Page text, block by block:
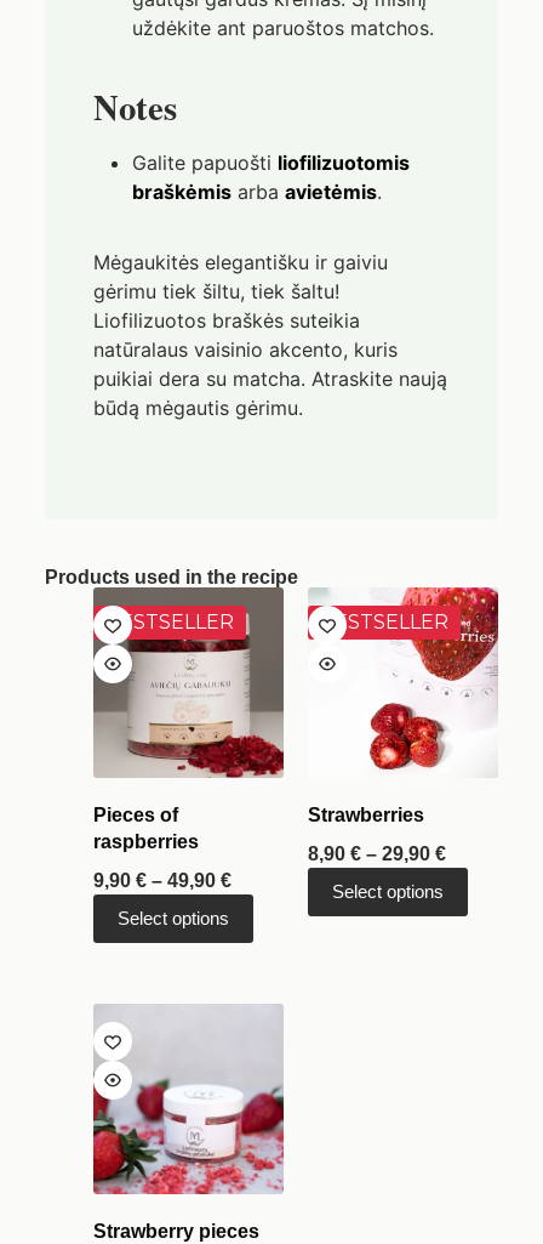
uždėkite ant paruoštos matchos.
Notes
Galite papuošti liofilizuotomis
braškėmisarba avietėmis.
Mėgaukitės elegantišku ir gaiviu
gėrimu tiek šiltu, tiek šaltu!
Liofilizuotos braškės suteikia
natūralaus vaisinio akcento, kuris
puikiai dera su matcha. Atraskite naują
būdą mėgautis gėrimu.
Products used in the recipe
BESTSELLER
Pieces of
raspberries
9,90 € – 49,90 €
Select options
BESTSELLER
Strawberries
8,90 € – 29,90 €
Select options
Strawberry pieces